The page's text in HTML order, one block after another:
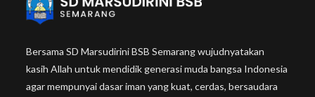
Bersama SD Marsudirini BSB Semarang wujudnyatakan
kasih Allah untuk mendidik generasi muda bangsa Indonesia
agar mempunyai dasar iman yang kuat, cerdas, bersaudara